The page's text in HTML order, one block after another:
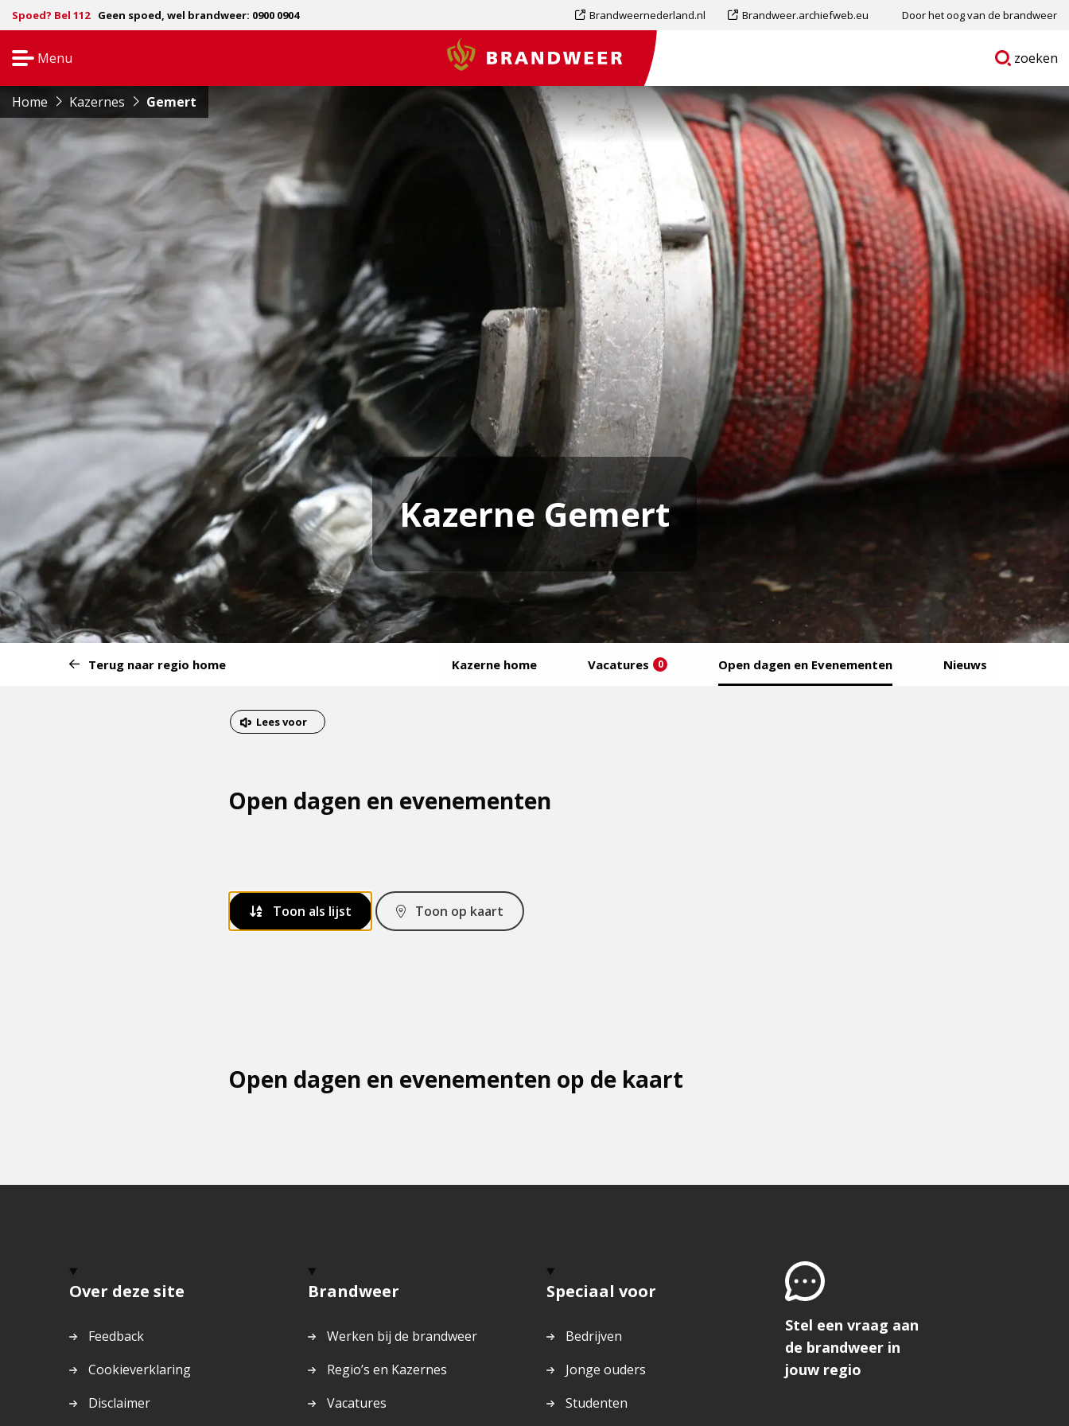
Spoed? Bel 112 Geen spoed, wel brandweer: 0900 0904 Dit
externe
pagina
Brandweernederland.nl Dit
externe
pagina
Brandweer.archiefweb.eu Door het oog van de brandweer
Menu
navigatie
Brandweer
Ga
zoeken
Home Kazernes Gemert
Kazerne Gemert
van Terug naar regio home Kazerne home Vacatures 0 Open dagen en Evenementen Nieuws
Dit
pagina
Lees voor
Open dagen en evenementen
Toon als lijst Toon op kaart
Open dagen en evenementen op de kaart
Over deze site
Feedback
Cookieverklaring
Disclaimer
Brandweer
Werken bij de brandweer
Regio’s en Kazernes
Vacatures
Speciaal voor
Bedrijven
Jonge ouders
Studenten
Stel een vraag aan
de brandweer in
jouw regio